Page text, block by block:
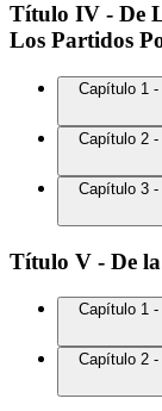
Título IV - De
Los Partidos
Capítulo 1
Capítulo 2
Capítulo 3
Título V - De
Capítulo 1
Capítulo 2